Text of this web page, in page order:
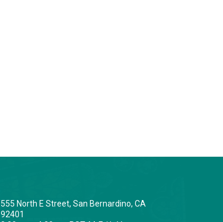
555 North E Street, San Bernardino, CA
92401